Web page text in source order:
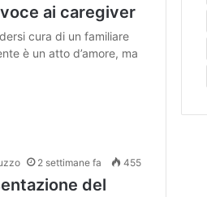
ai caregiver
cura di un familiare
è un atto d’amore, ma
2 settimane fa 455
del